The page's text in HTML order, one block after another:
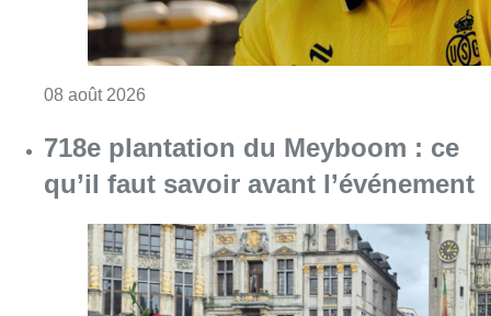
08 août 2026
718e plantation du Meyboom : ce
qu’il faut savoir avant l’événement